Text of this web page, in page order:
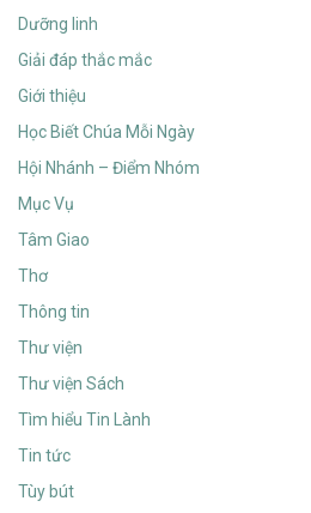
Dưỡng linh
Giải đáp thắc mắc
Giới thiệu
Học Biết Chúa Mỗi Ngày
Hội Nhánh – Điểm Nhóm
Mục Vụ
Tâm Giao
Thơ
Thông tin
Thư viện
Thư viện Sách
Tìm hiểu Tin Lành
Tin tức
Tùy bút